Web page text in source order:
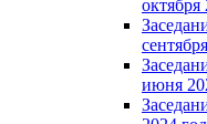
октября
июня